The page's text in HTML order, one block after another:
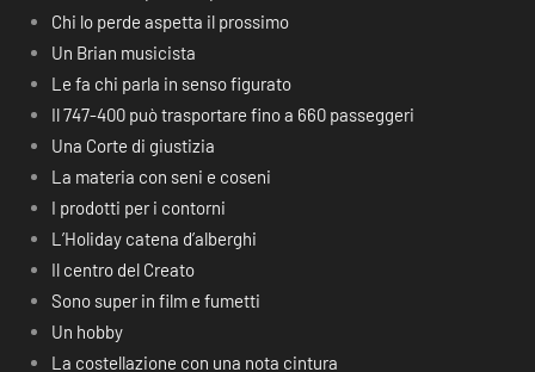
Chi lo perde aspetta il prossimo
Un Brian musicista
Le fa chi parla in senso figurato
Il 747-400 può trasportare fino a 660 passeggeri
Una Corte di giustizia
La materia con seni e coseni
I prodotti per i contorni
L’Holiday catena d’alberghi
Il centro del Creato
Sono super in film e fumetti
Un hobby
La costellazione con una nota cintura